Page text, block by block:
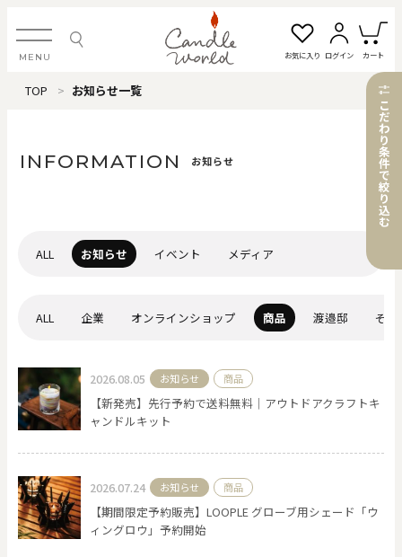
MENU お気に入り ログイン カート
ログイン・新規会員登録
すべてのアイテム
カテゴリから探す
価格で探す
円 ～
クリア
TOP お知らせ一覧
INFORMATION お知らせ
ALL お知らせ イベント メディア
ALL 企業 オンラインショップ 商品 渡邉邸 その
2026.08.05 お知らせ 商品
【新発売】先行予約で送料無料｜アウトドアクラフトキ
ャンドルキット
2026.07.24 お知らせ 商品
【期間限定予約販売】LOOPLE グローブ用シェード「ウ
ィングロウ」予約開始
こ
だ
わ
り
条
件
で
絞
り
込
む